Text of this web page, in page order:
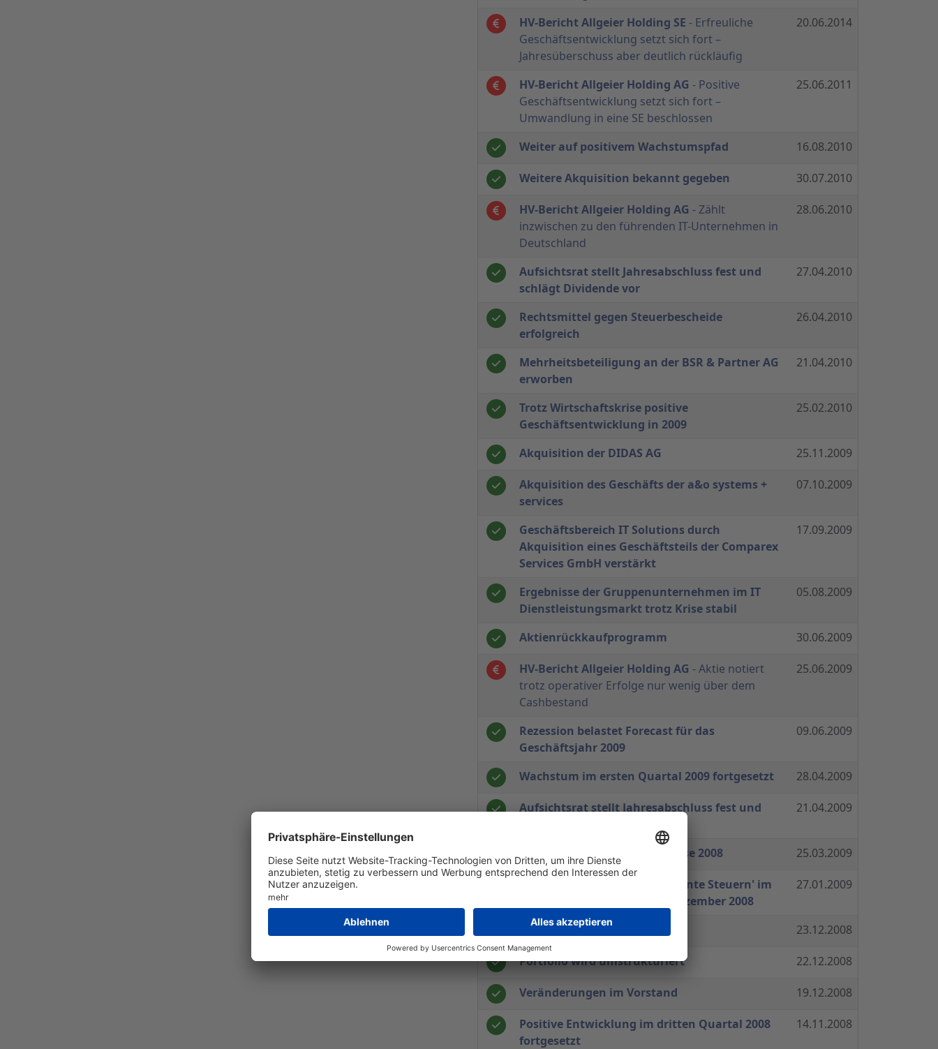
HV-Bericht Allgeier Holding SE - Erfreuliche
Geschäftsentwicklung setzt sich fort –
Jahresüberschuss aber deutlich rückläufig
20.06.2014
HV-Bericht Allgeier Holding AG - Positive
Geschäftsentwicklung setzt sich fort –
Umwandlung in eine SE beschlossen
25.06.2011
Weiter auf positivem Wachstumspfad 16.08.2010
Weitere Akquisition bekannt gegeben 30.07.2010
HV-Bericht Allgeier Holding AG - Zählt
inzwischen zu den führenden IT-Unternehmen in
Deutschland
28.06.2010
Aufsichtsrat stellt Jahresabschluss fest und
schlägt Dividende vor
27.04.2010
Rechtsmittel gegen Steuerbescheide
erfolgreich
26.04.2010
Mehrheitsbeteiligung an der BSR & Partner AG
erworben
21.04.2010
Trotz Wirtschaftskrise positive
Geschäftsentwicklung in 2009
25.02.2010
Akquisition der DIDAS AG 25.11.2009
Akquisition des Geschäfts der a&o systems +
services
07.10.2009
Geschäftsbereich IT Solutions durch
Akquisition eines Geschäftsteils der Comparex
Services GmbH verstärkt
17.09.2009
Ergebnisse der Gruppenunternehmen im IT
Dienstleistungsmarkt trotz Krise stabil
05.08.2009
Aktienrückkaufprogramm 30.06.2009
HV-Bericht Allgeier Holding AG - Aktie notiert
trotz operativer Erfolge nur wenig über dem
Cashbestand
25.06.2009
Rezession belastet Forecast für das
Geschäftsjahr 2009
09.06.2009
Wachstum im ersten Quartal 2009 fortgesetzt 28.04.2009
Aufsichtsrat stellt Jahresabschluss fest und
21.04.2009
Vorläufige Geschäftsergebnisse 2008 25.03.2009
Wertberichtigung 'Aktive Latente Steuern' im
Konzernabschluss zum 31. Dezember 2008
27.01.2009
Akquisition der Next GmbH 23.12.2008
Portfolio wird umstrukturiert 22.12.2008
Veränderungen im Vorstand 19.12.2008
Positive Entwicklung im dritten Quartal 2008
fortgesetzt
14.11.2008